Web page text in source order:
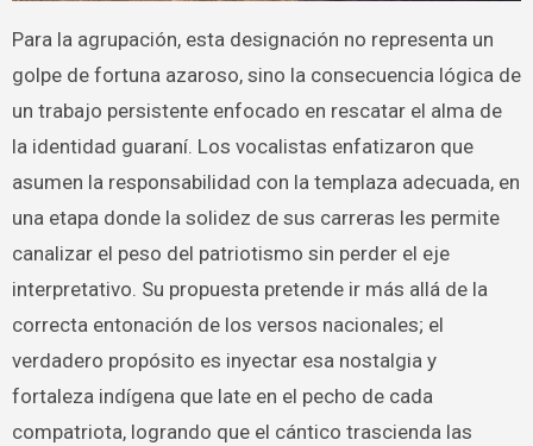
Para la agrupación, esta designación no representa un
golpe de fortuna azaroso, sino la consecuencia lógica de
un trabajo persistente enfocado en rescatar el alma de
la identidad guaraní. Los vocalistas enfatizaron que
asumen la responsabilidad con la templaza adecuada, en
una etapa donde la solidez de sus carreras les permite
canalizar el peso del patriotismo sin perder el eje
interpretativo. Su propuesta pretende ir más allá de la
correcta entonación de los versos nacionales; el
verdadero propósito es inyectar esa nostalgia y
fortaleza indígena que late en el pecho de cada
compatriota, logrando que el cántico trascienda las